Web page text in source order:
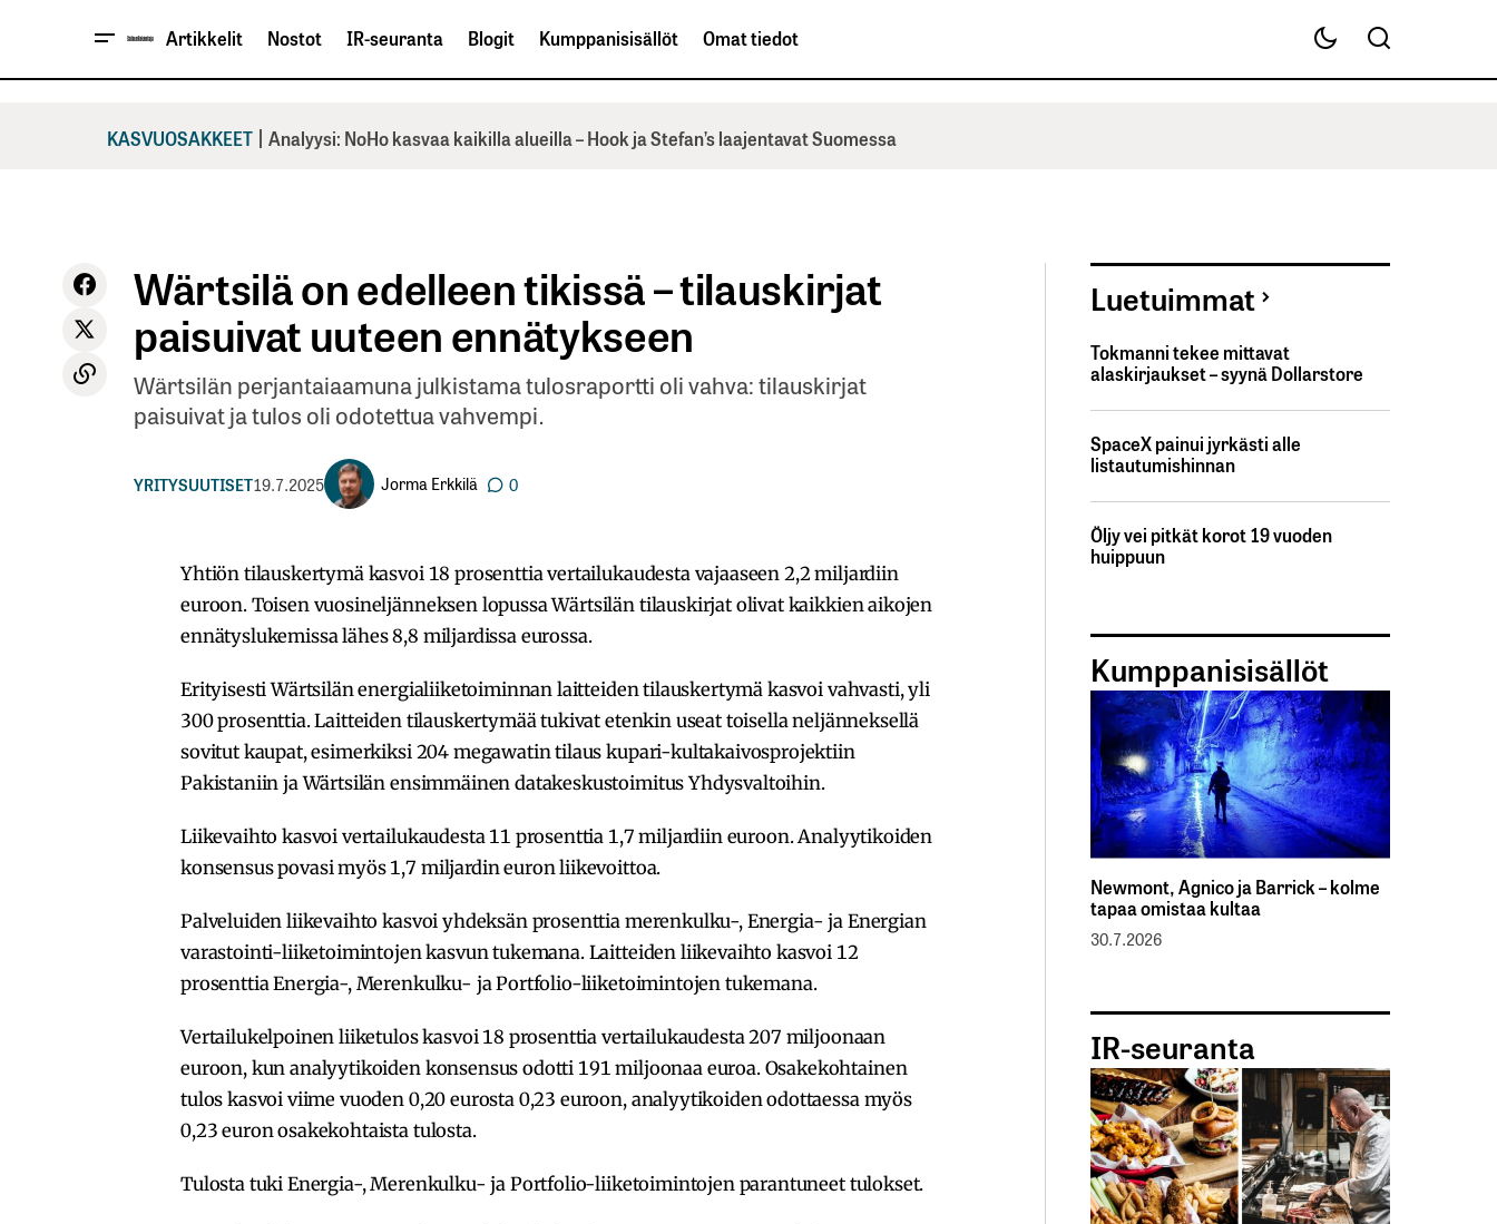
Artikkelit Nostot IR-seuranta Blogit Kumppanisisällöt Omat tiedot
KASVUOSAKKEET | Analyysi: NoHo kasvaa kaikilla alueilla – Hook ja Stefan’s laajentavat Suomessa
Wärtsilä on edelleen tikissä – tilauskirjat
paisuivat uuteen ennätykseen
Wärtsilän perjantaiaamuna julkistama tulosraportti oli vahva: tilauskirjat
paisuivat ja tulos oli odotettua vahvempi.
YRITYSUUTISET19.7.2025 Jorma Erkkilä 0
Yhtiön tilauskertymä kasvoi 18 prosenttia vertailukaudesta vajaaseen 2,2 miljardiin
euroon. Toisen vuosineljänneksen lopussa Wärtsilän tilauskirjat olivat kaikkien aikojen
ennätyslukemissa lähes 8,8 miljardissa eurossa.
Erityisesti Wärtsilän energialiiketoiminnan laitteiden tilauskertymä kasvoi vahvasti, yli
300 prosenttia. Laitteiden tilauskertymää tukivat etenkin useat toisella neljänneksellä
sovitut kaupat, esimerkiksi 204 megawatin tilaus kupari-kultakaivosprojektiin
Pakistaniin ja Wärtsilän ensimmäinen datakeskustoimitus Yhdysvaltoihin.
Liikevaihto kasvoi vertailukaudesta 11 prosenttia 1,7 miljardiin euroon. Analyytikoiden
konsensus povasi myös 1,7 miljardin euron liikevoittoa.
Palveluiden liikevaihto kasvoi yhdeksän prosenttia merenkulku-, Energia- ja Energian
varastointi-liiketoimintojen kasvun tukemana. Laitteiden liikevaihto kasvoi 12
prosenttia Energia-, Merenkulku- ja Portfolio-liiketoimintojen tukemana.
Vertailukelpoinen liiketulos kasvoi 18 prosenttia vertailukaudesta 207 miljoonaan
euroon, kun analyytikoiden konsensus odotti 191 miljoonaa euroa. Osakekohtainen
tulos kasvoi viime vuoden 0,20 eurosta 0,23 euroon, analyytikoiden odottaessa myös
0,23 euron osakekohtaista tulosta.
Tulosta tuki Energia-, Merenkulku- ja Portfolio-liiketoimintojen parantuneet tulokset.
Luetuimmat
Tokmanni tekee mittavat
alaskirjaukset – syynä Dollarstore
SpaceX painui jyrkästi alle
listautumishinnan
Öljy vei pitkät korot 19 vuoden
huippuun
Kumppanisisällöt
Newmont, Agnico ja Barrick – kolme
tapaa omistaa kultaa
30.7.2026
IR-seuranta